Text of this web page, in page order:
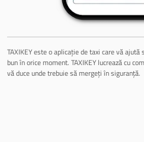
TAXIKEY este o aplicație de taxi care vă
bun în orice moment. TAXIKEY lucrează cu
vă duce unde trebuie să mergeți în siguranță.